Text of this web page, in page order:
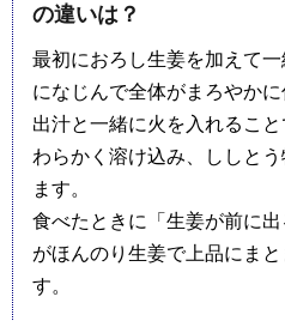
の違いは？
最初におろし生姜を加えて
になじんで全体がまろやかに
出汁と一緒に火を入れるこ
わらかく溶け込み、ししと
ます。
食べたときに「生姜が前に
がほんのり生姜で上品にま
す。